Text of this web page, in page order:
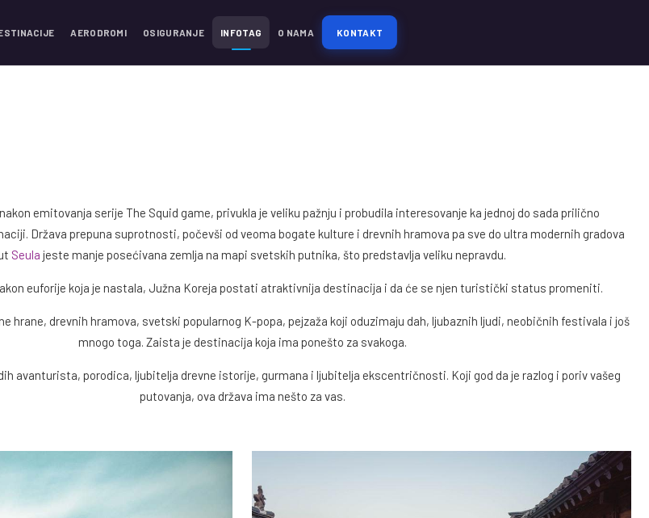
AERODROMI OSIGURANJE INFOTAG O NAMA KONTAKT
emitovanja serije The Squid game, privukla je veliku pažnju i probudila interesovanje ka jednoj do sada prilično
Država prepuna suprotnosti, počevši od veoma bogate kulture i drevnih hramova pa sve do ultra modernih gradova
Seula jeste manje posećivana zemlja na mapi svetskih putnika, što predstavlja veliku nepravdu.
euforije koja je nastala, Južna Koreja postati atraktivnija destinacija i da će se njen turistički status promeniti.
hrane, drevnih hramova, svetski popularnog K-popa, pejzaža koji oduzimaju dah, ljubaznih ljudi, neobičnih festivala i još
mnogo toga. Zaista je destinacija koja ima ponešto za svakoga.
avanturista, porodica, ljubitelja drevne istorije, gurmana i ljubitelja ekscentričnosti. Koji god da je razlog i poriv vašeg
putovanja, ova država ima nešto za vas.